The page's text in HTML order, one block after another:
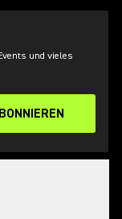
und vieles